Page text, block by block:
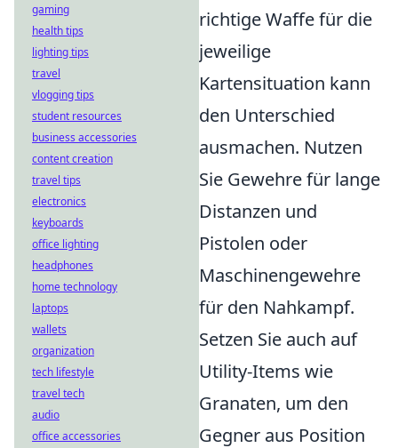
richtige Waffe für die
jeweilige
Kartensituation kann
den Unterschied
ausmachen. Nutzen
Sie Gewehre für lange
Distanzen und
Pistolen oder
Maschinengewehre
für den Nahkampf.
Setzen Sie auch auf
Utility-Items wie
Granaten, um den
Gegner aus Position
gaming
health tips
lighting tips
travel
vlogging tips
student resources
business accessories
content creation
travel tips
electronics
keyboards
office lighting
headphones
home technology
laptops
wallets
organization
tech lifestyle
travel tech
audio
office accessories